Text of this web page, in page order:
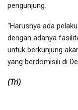
pengunjung.
“Harusnya ada
dengan adanya
untuk berkunjung
yang berdomisili di
(Tri)